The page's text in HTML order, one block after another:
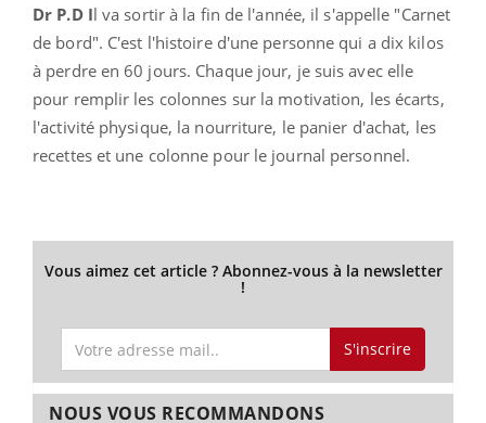
Dr P.D Il va sortir à la fin de l'année, il s'appelle "Carnet
de bord". C'est l'histoire d'une personne qui a dix kilos
à perdre en 60 jours. Chaque jour, je suis avec elle
pour remplir les colonnes sur la motivation, les écarts,
l'activité physique, la nourriture, le panier d'achat, les
recettes et une colonne pour le journal personnel.
Vous aimez cet article ? Abonnez-vous à la newsletter
!
S'inscrire
NOUS VOUS RECOMMANDONS